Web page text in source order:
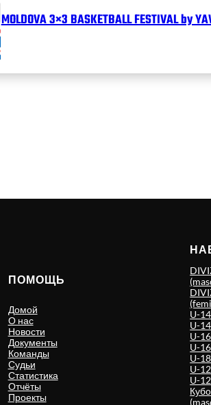
MOLDOVA 3×3 BASKETBALL FESTIVAL by
ПОМОЩЬ
Домой
О нас
Новости
Документы
Команды
Судьи
Статистика
Отчёты
Проекты
U-
U-
U-
U-
U-
U-
U-